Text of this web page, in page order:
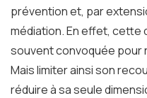
prévention et, par
médiation. En effet,
souvent convoquée pour
Mais limiter ainsi son
réduire à sa seule